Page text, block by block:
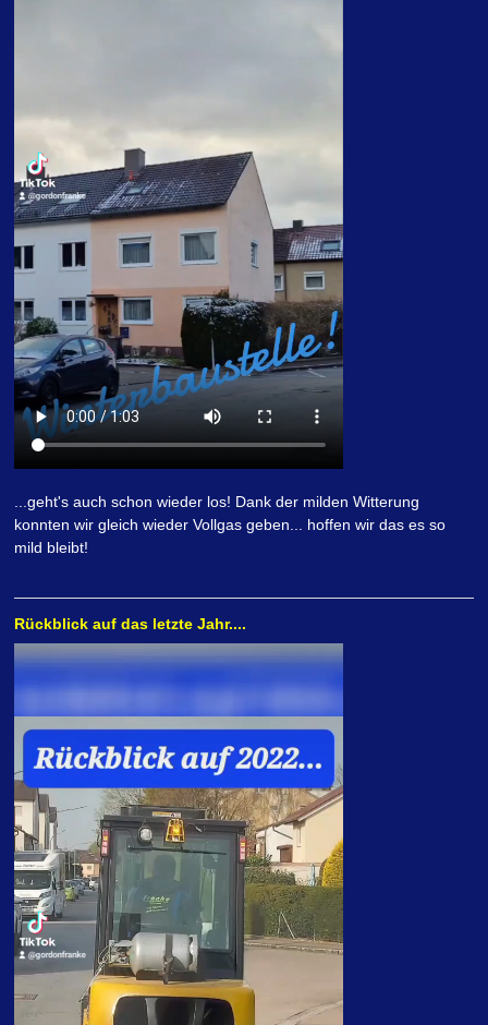
...geht's auch schon wieder los! Dank der milden Witterung
konnten wir gleich wieder Vollgas geben... hoffen wir das es so
mild bleibt!
Rückblick auf das letzte Jahr....